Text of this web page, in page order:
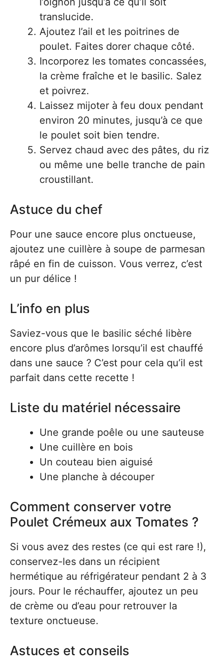
translucide.
Ajoutez l’ail et les poitrines de
poulet. Faites dorer chaque côté.
Incorporez les tomates concassées,
la crème fraîche et le basilic. Salez
et poivrez.
Laissez mijoter à feu doux pendant
environ 20 minutes, jusqu’à ce que
le poulet soit bien tendre.
Servez chaud avec des pâtes, du riz
ou même une belle tranche de pain
croustillant.
Astuce du chef
Pour une sauce encore plus onctueuse,
ajoutez une cuillère à soupe de parmesan
râpé en fin de cuisson. Vous verrez, c’est
un pur délice !
L’info en plus
Saviez-vous que le basilic séché libère
encore plus d’arômes lorsqu’il est chauffé
dans une sauce ? C’est pour cela qu’il est
parfait dans cette recette !
Liste du matériel nécessaire
Une grande poêle ou une sauteuse
Une cuillère en bois
Un couteau bien aiguisé
Une planche à découper
Comment conserver votre
Poulet Crémeux aux Tomates ?
Si vous avez des restes (ce qui est rare !),
conservez-les dans un récipient
hermétique au réfrigérateur pendant 2 à 3
jours. Pour le réchauffer, ajoutez un peu
de crème ou d’eau pour retrouver la
texture onctueuse.
Astuces et conseils